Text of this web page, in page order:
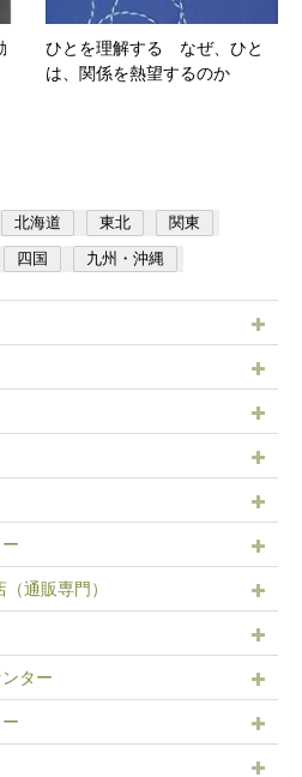
ひとを理解する なぜ、ひと
は、関係を熱望するのか
北海道 東北
関東
四国 九州・沖縄
通販専門）
ター